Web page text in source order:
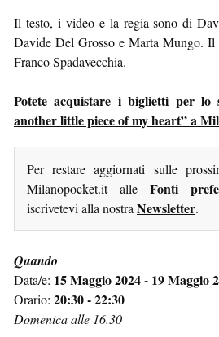
Il testo, i video e la regia sono di
Davide Del Grosso e Marta Mungo.
Franco Spadavecchia.
Potete acquistare i biglietti per lo
another little piece of my heart” a
Per restare aggiornati sulle
Milanopocket.it alle Fonti
iscrivetevi alla nostra Newsletter.
Quando
Data/e: 15 Maggio 2024 - 19 Maggio
Orario: 20:30 - 22:30
Domenica alle 16.30